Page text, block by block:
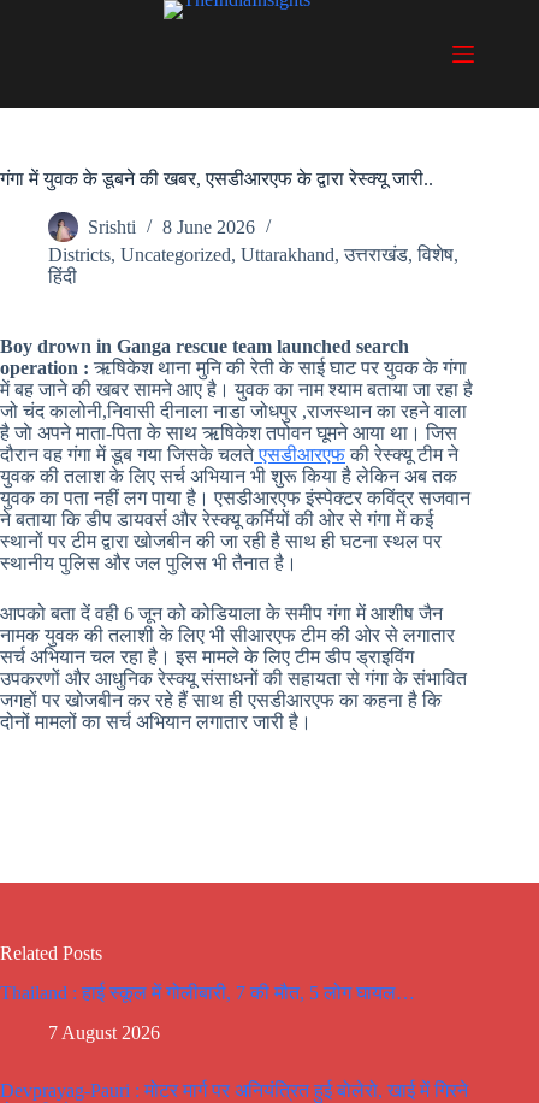
गंगा में युवक के डूबने की खबर, एसडीआरएफ के द्वारा रेस्क्यू जारी..
Srishti
8 June 2026
Districts, Uncategorized, Uttarakhand,उत्तराखंड,विशेष,
हिंदी
Boy drown in Ganga rescue team launched search
operation : ऋषिकेश थाना मुनि की रेती के साई घाट पर युवक के गंगा
में बह जाने की खबर सामने आए है। युवक का नाम श्याम बताया जा रहा है
जो चंद कालोनी,निवासी दीनाला नाडा जोधपुर ,राजस्थान का रहने वाला
है जाे अपने माता-पिता के साथ ऋषिकेश तपोवन घूमने आया था। जिस
दौरान वह गंगा में डूब गया जिसके चलतेएसडीआरएफकी रेस्क्यू टीम ने
युवक की तलाश के लिए सर्च अभियान भी शुरू किया है लेकिन अब तक
युवक का पता नहीं लग पाया है। एसडीआरएफ इंस्पेक्टर कविंद्र सजवान
ने बताया कि डीप डायवर्स और रेस्क्यू कर्मियों की ओर से गंगा में कई
स्थानों पर टीम द्वारा खोजबीन की जा रही है साथ ही घटना स्थल पर
स्थानीय पुलिस और जल पुलिस भी तैनात है।
आपको बता दें वही 6 जून को कोडियाला के समीप गंगा में आशीष जैन
नामक युवक की तलाशी के लिए भी सीआरएफ टीम की ओर से लगातार
सर्च अभियान चल रहा है। इस मामले के लिए टीम डीप ड्राइविंग
उपकरणों और आधुनिक रेस्क्यू संसाधनों की सहायता से गंगा के संभावित
जगहों पर खोजबीन कर रहे हैं साथ ही एसडीआरएफ का कहना है कि
दोनों मामलों का सर्च अभियान लगातार जारी है।
Related Posts
Thailand : हाई स्कूल में गोलीबारी, 7 की मौत, 5 लोग घायल…
7 August 2026
Devprayag-Pauri : मोटर मार्ग पर अनियंत्रित हुई बोलेरो, खाई में गिरने